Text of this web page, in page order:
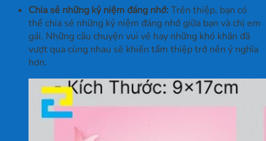
Chia sẻ những kỷ niệm đáng nhớ:Trên thiệp, bạn có
thể chia sẻ những kỷ niệm đáng nhớ giữa bạn và chị em
gái. Những câu chuyện vui vẻ hay những khó khăn đã
vượt qua cùng nhau sẽ khiến tấm thiệp trở nên ý nghĩa
hơn.